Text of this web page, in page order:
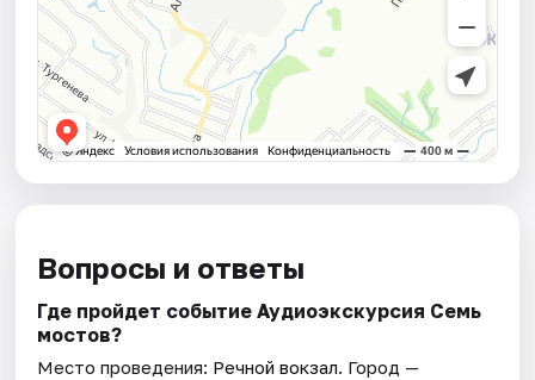
Вопросы и ответы
Где пройдет событие Аудиоэкскурсия Семь
мостов?
Место проведения: Речной вокзал. Город —